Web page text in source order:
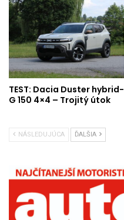
TEST: Dacia Duster hybrid-
G 150 4×4 – Trojitý útok
NÁSLEDUJÚCA ĎALŠIA